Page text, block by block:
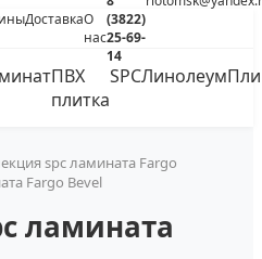
ДоставкаО
нас
(3822)
25-69-
14
ПВХ
плитка
SPCЛинолеум
spc ламината Fargo
Fargo Bevel
ламината